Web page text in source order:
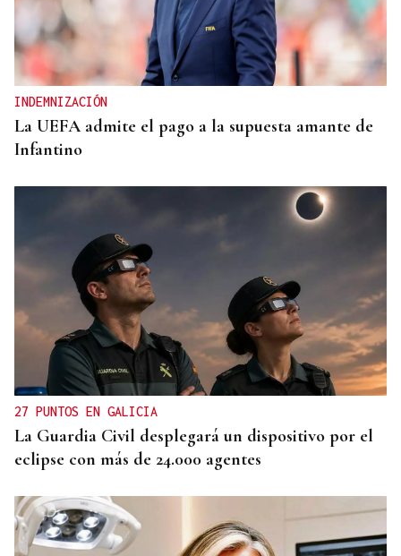
GANADORAS
Título de dobles para las hermanas Jorge en el
Cidade de Ourense sin necesidad de final
INDEMNIZACIÓN
La UEFA admite el pago a la supuesta amante de
Infantino
27 PUNTOS EN GALICIA
La Guardia Civil desplegará un dispositivo por el
eclipse con más de 24.000 agentes